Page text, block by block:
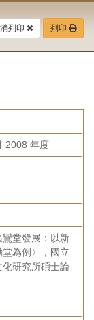
列印 列印
2008 年度
鸞堂發展：以新
為例〉，國立
研究所碩士論